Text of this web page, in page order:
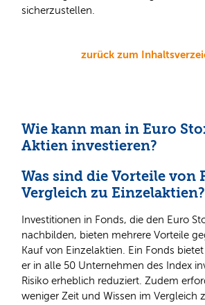
sicherzustellen.
zurück zum
Wie kann man in Euro
Aktien investieren?
Was sind die Vorteile von
Vergleich zu Einzelaktien?
Investitionen in Fonds, die den Euro
nachbilden, bieten mehrere Vorteile
Kauf von Einzelaktien. Ein Fonds
er in alle 50 Unternehmen des Index
Risiko erheblich reduziert. Zudem
weniger Zeit und Wissen im Vergleich